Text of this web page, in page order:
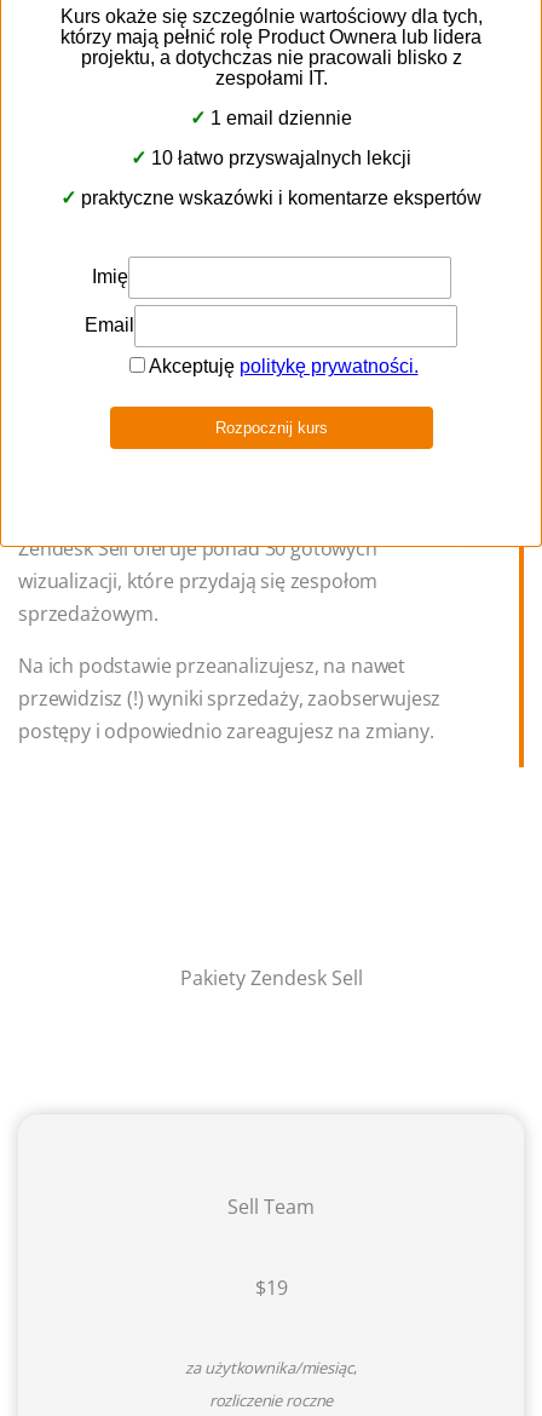
Zendesk Sell oferuje ponad 30 gotowych
wizualizacji, które przydają się zespołom
sprzedażowym.
Na ich podstawie przeanalizujesz, na nawet
przewidzisz (!) wyniki sprzedaży, zaobserwujesz
postępy i odpowiednio zareagujesz na zmiany.
Pakiety Zendesk Sell
Sell Team
$19
za użytkownika/miesiąc,
rozliczenie roczne